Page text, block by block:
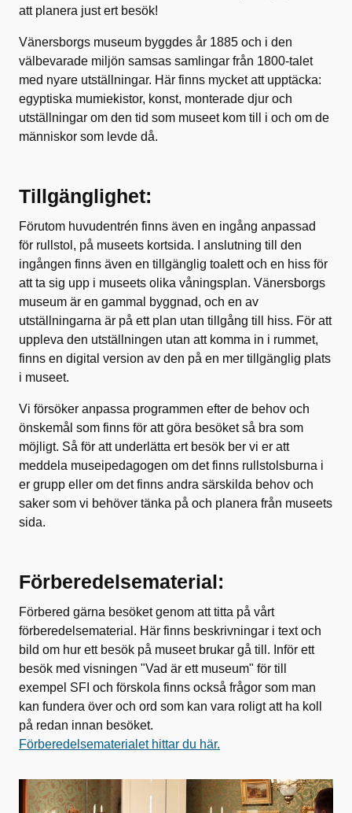
att planera just ert besök!
Vänersborgs museum byggdes år 1885 och i den
välbevarade miljön samsas samlingar från 1800-talet
med nyare utställningar. Här finns mycket att upptäcka:
egyptiska mumiekistor, konst, monterade djur och
utställningar om den tid som museet kom till i och om de
människor som levde då.
Tillgänglighet:
Förutom huvudentrén finns även en ingång anpassad
för rullstol, på museets kortsida. I anslutning till den
ingången finns även en tillgänglig toalett och en hiss för
att ta sig upp i museets olika våningsplan. Vänersborgs
museum är en gammal byggnad, och en av
utställningarna är på ett plan utan tillgång till hiss. För att
uppleva den utställningen utan att komma in i rummet,
finns en digital version av den på en mer tillgänglig plats
i museet.
Vi försöker anpassa programmen efter de behov och
önskemål som finns för att göra besöket så bra som
möjligt. Så för att underlätta ert besök ber vi er att
meddela museipedagogen om det finns rullstolsburna i
er grupp eller om det finns andra särskilda behov och
saker som vi behöver tänka på och planera från museets
sida.
Förberedelsematerial:
Förbered gärna besöket genom att titta på vårt
förberedelsematerial. Här finns beskrivningar i text och
bild om hur ett besök på museet brukar gå till. Inför ett
besök med visningen "Vad är ett museum" för till
exempel SFI och förskola finns också frågor som man
kan fundera över och ord som kan vara roligt att ha koll
på redan innan besöket.
Förberedelsematerialet hittar du här.